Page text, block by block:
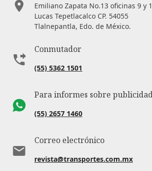
Emiliano Zapata No.13 oficinas 9 y
Lucas Tepetlacalco CP. 54055
Tlalnepantla, Edo. de México.
Conmutador
(55) 5362 1501
Para informes sobre
(55) 2657 1460
Correo electrónico
revista@transportes.com.mx